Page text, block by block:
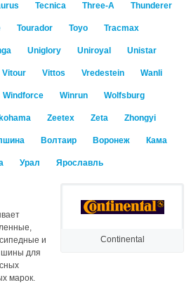
Tecnica Three-A Thunderer
Tourador Toyo Tracmax
Uniglory Uniroyal Unistar
Vitour Vittos Vredestein Wanli
Windforce Winrun Wolfsburg
Zeetex Zeta Zhongyi
Волтаир Воронеж Кама
Урал Ярославль
Continental
и
для
марок.